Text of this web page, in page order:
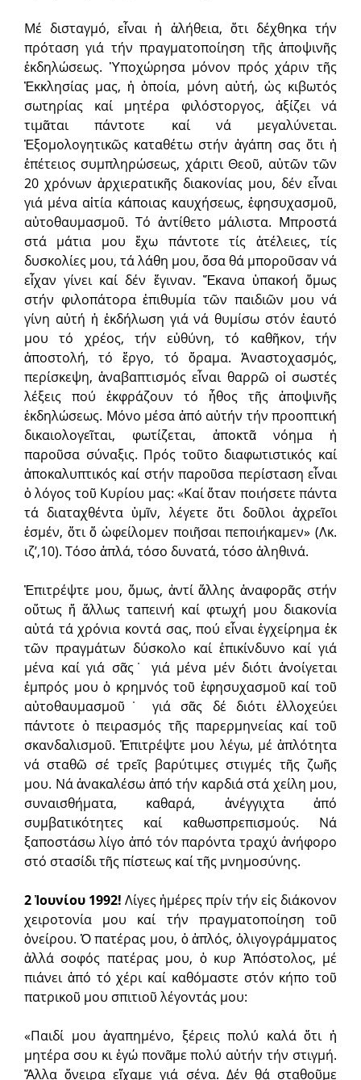
Μέ δισταγμό, εἶναι ἡ ἀλήθεια, ὅτι δέχθηκα τήν
πρόταση γιά τήν πραγματοποίηση τῆς ἀποψινῆς
ἐκδηλώσεως. Ὑποχώρη­σα μόνον πρός χάριν τῆς
Ἐκκλησίας μας, ἡ ὁποία, μόνη αὐτή, ὡς κιβωτός
σωτηρίας καί μητέρα φιλόστοργος, ἀξίζει νά
τιμᾶται πάντοτε καί νά μεγαλύνεται.
Ἐξομολογητικῶς καταθέτω στήν ἀγάπη σας ὅτι ἡ
ἐπέτειος συμπληρώσεως, χάριτι Θεοῦ, αὐτῶν τῶν
20 χρόνων ἀρχιερατικῆς διακονίας μου, δέν εἶναι
γιά μένα αἰτία κάποιας καυχήσεως, ἐφησυχασμοῦ,
αὐτοθαυμασμοῦ. Τό ἀντίθετο μάλιστα. Μπροστά
στά μάτια μου ἔχω πάντοτε τίς ἀτέλειες, τίς
δυσκολίες μου, τά λάθη μου, ὅσα θά μποροῦσαν νά
εἶχαν γίνει καί δέν ἔγιναν. Ἔκανα ὑπακοή ὅμως
στήν φιλοπάτορα ἐπιθυμία τῶν παιδιῶν μου νά
γίνη αὐτή ἡ ἐκδήλωση γιά νά θυμίσω στόν ἑαυτό
μου τό χρέος, τήν εὐθύνη, τό καθῆκον, τήν
ἀποστολή, τό ἔργο, τό ὅραμα. Ἀναστοχασμός,
περίσκεψη, ἀναβαπτισμός εἶναι θαρρῶ οἱ σωστές
λέξεις πού ἐκφράζουν τό ἦθος τῆς ἀποψινῆς
ἐκδηλώσεως. Μόνο μέσα ἀπό αὐτήν τήν προοπτική
δικαιολογεῖται, φωτίζεται, ἀποκτᾶ νόημα ἡ
παροῦσα σύναξις. Πρός τοῦτο διαφωτιστικός καί
ἀποκαλυπτι­κός καί στήν παροῦσα περίσταση εἶναι
ὁ λόγος τοῦ Κυρίου μας: «Καί ὅταν ποιήσετε πάντα
τά διαταχθέντα ὑμῖν, λέγετε ὅτι δοῦλοι ἀχρεῖοι
ἐσμέν, ὅτι ὅ ὠφείλομεν ποιῆσαι πεποιήκαμεν» (Λκ.
ιζ’,10). Τόσο ἀπλά, τόσο δυνατά, τόσο ἀληθινά.
Ἐπιτρέψτε μου, ὅμως, ἀντί ἄλλης ἀναφορᾶς στήν
οὕτως ἤ ἄλλως ταπεινή καί φτωχή μου διακονία
αὐτά τά χρόνια κοντά σας, πού εἶναι ἐγχείρημα ἐκ
τῶν πραγμάτων δύσκολο καί ἐπικίνδυνο καί γιά
μένα καί γιά σᾶς˙ γιά μένα μέν διότι ἀνοίγεται
ἐμπρός μου ὁ κρημνός τοῦ ἐφησυχασμοῦ καί τοῦ
αὐτοθαυμασμοῦ˙ γιά σᾶς δέ διότι ἐλλοχεύει
πάντοτε ὁ πειρασμός τῆς παρερμηνείας καί τοῦ
σκανδαλισμοῦ. Ἐπιτρέψτε μου λέγω, μέ ἁπλότητα
νά σταθῶ σέ τρεῖς βαρύτιμες στιγμές τῆς ζωῆς
μου. Νά ἀνακαλέσω ἀπό τήν καρδιά στά χείλη μου,
συναισθήματα, καθαρά, ἀνέγγιχτα ἀπό
συμβατικότητες καί καθωσπρεπισμούς. Νά
ξαποστάσω λίγο ἀπό τόν παρόντα τραχύ ἀνήφορο
στό στασίδι τῆς πίστεως καί τῆς μνημοσύνης.
2 Ἰουνίου 1992! Λίγες ἡμέρες πρίν τήν εἰς διάκονον
χειροτονία μου καί τήν πραγματοποίηση τοῦ
ὀνείρου. Ὁ πατέρας μου, ὁ ἁπλός, ὀλιγογράμματος
ἀλλά σοφός πατέρας μου, ὁ κυρ Ἀπόστολος, μέ
πιάνει ἀπό τό χέρι καί καθόμαστε στόν κήπο τοῦ
πατρικοῦ μου σπιτιοῦ λέγοντάς μου:
«Παιδί μου ἀγαπημένο, ξέρεις πολύ καλά ὅτι ἡ
μητέρα σου κι ἐγώ πονᾶμε πολύ αὐτήν τήν στιγμή.
Ἄλλα ὄνειρα εἴχαμε γιά σένα. Δέν θά σταθοῦμε